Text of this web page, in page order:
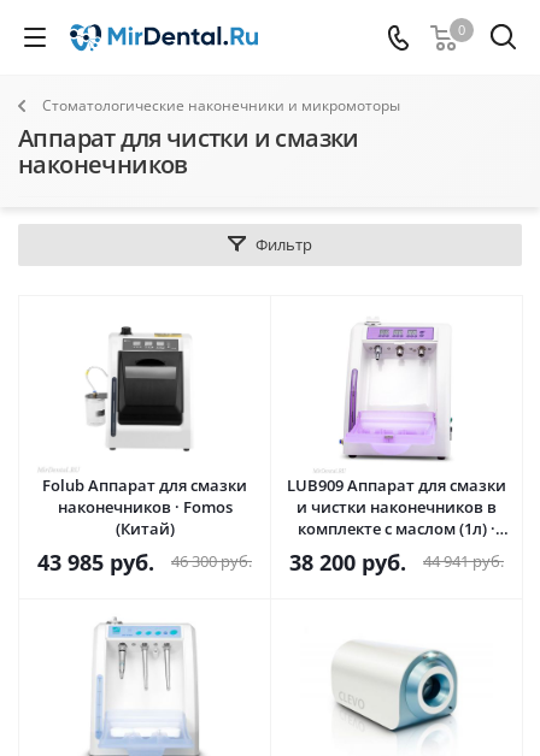
0
Стоматологические наконечники и микромоторы
Аппарат для чистки и смазки
наконечников
Фильтр
Folub Аппарат для смазки
наконечников · Fomos
(Китай)
43 985 руб. 46 300руб.
LUB909 Аппарат для смазки
и чистки наконечников в
комплекте с маслом (1л) ·
Woson (Китай)
38 200 руб. 44 941руб.